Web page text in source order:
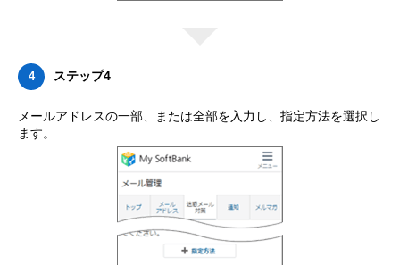
4 ステップ4
メールアドレスの一部、または全部を入力し、指定方法を選択し
ます。